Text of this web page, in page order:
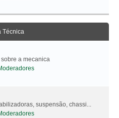
Técnica
a mecanica
suspensão, chassi...